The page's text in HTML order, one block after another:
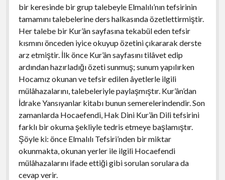
bir keresinde bir grup talebeyle Elmalılı’nın tefsirinin
tamamını talebelerine ders halkasında özetlettirmiştir.
Her talebe bir Kur’ân sayfasına tekabül eden tefsir
kısmını önceden iyice okuyup özetini çıkararak derste
arz etmiştir. İlk önce Kur’ân sayfasını tilâvet edip
ardından hazırladığı özeti sunmuş; sunum yapılırken
Hocamız okunan ve tefsir edilen âyetlerle ilgili
mülâhazalarını, talebeleriyle paylaşmıştır. Kur’ân’dan
İdrake Yansıyanlar kitabı bunun semerelerindendir. Son
zamanlarda Hocaefendi, Hak Dini Kur’ân Dili tefsirini
farklı bir okuma şekliyle tedris etmeye başlamıştır.
Şöyle ki: önce Elmalılı Tefsiri’nden bir miktar
okunmakta, okunan yerler ile ilgili Hocaefendi
mülâhazalarını ifade ettiği gibi sorulan sorulara da
cevap verir.